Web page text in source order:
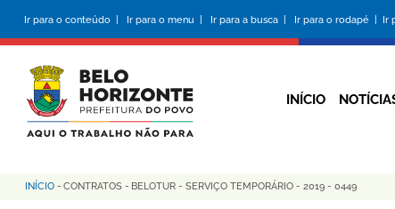
conteúdo
principal
Ir para o conteúdo | Ir para o menu | Ir para a busca | Ir para o rodapé | Ir
INÍCIO
Trilha
INÍCIO - CONTRATOS - BELOTUR - SERVIÇO TEMPORÁRIO - 2019 - 0449